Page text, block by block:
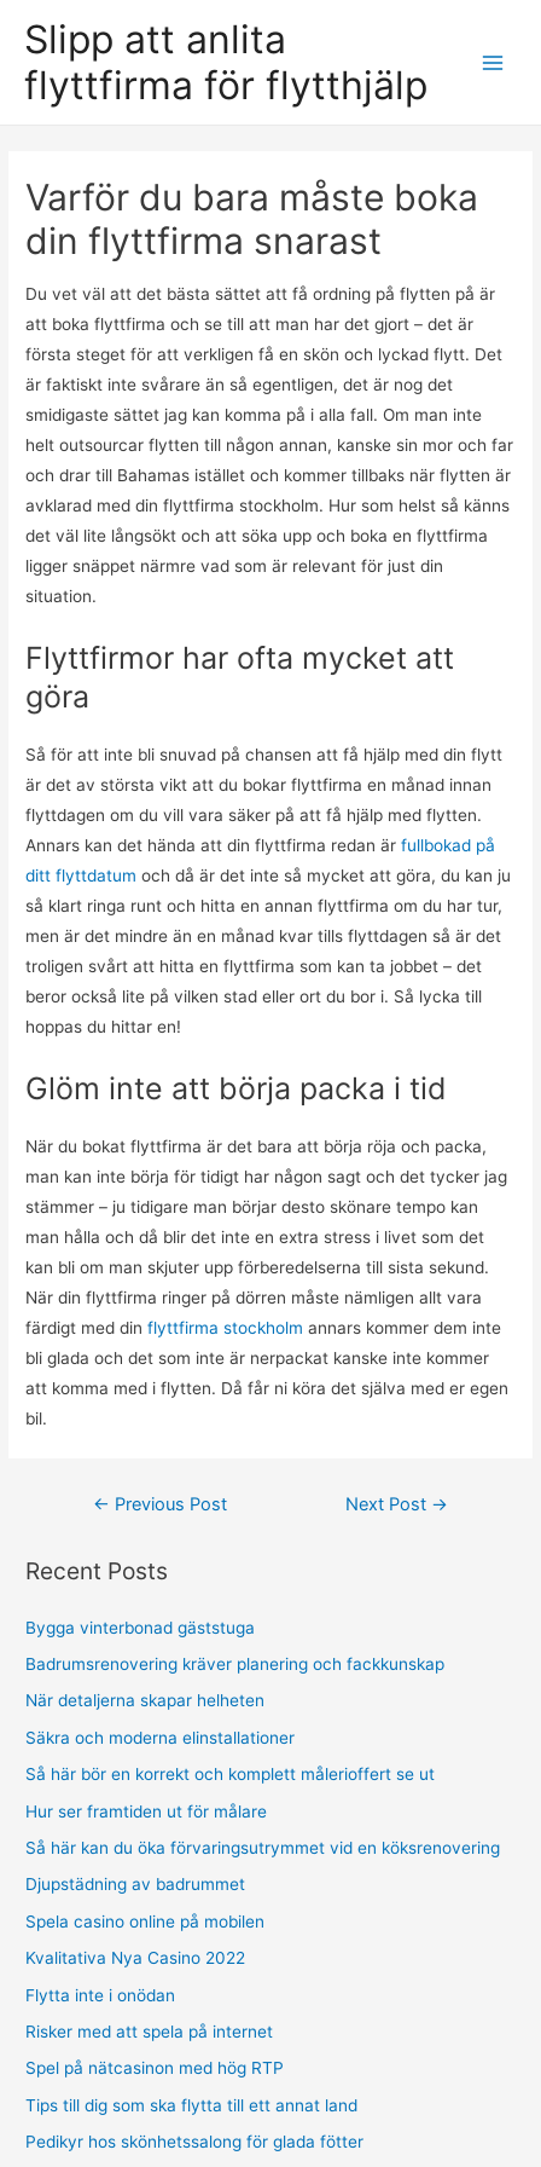
Slipp att anlita
flyttfirma för flytthjälp
Varför du bara måste boka
din flyttfirma snarast
Du vet väl att det bästa sättet att få ordning på flytten på är
att boka flyttfirma och se till att man har det gjort – det är
första steget för att verkligen få en skön och lyckad flytt. Det
är faktiskt inte svårare än så egentligen, det är nog det
smidigaste sättet jag kan komma på i alla fall. Om man inte
helt outsourcar flytten till någon annan, kanske sin mor och far
och drar till Bahamas istället och kommer tillbaks när flytten är
avklarad med din flyttfirma stockholm. Hur som helst så känns
det väl lite långsökt och att söka upp och boka en flyttfirma
ligger snäppet närmre vad som är relevant för just din
situation.
Flyttfirmor har ofta mycket att
göra
Så för att inte bli snuvad på chansen att få hjälp med din flytt
är det av största vikt att du bokar flyttfirma en månad innan
flyttdagen om du vill vara säker på att få hjälp med flytten.
Annars kan det hända att din flyttfirma redan ärfullbokad på
ditt flyttdatum och då är det inte så mycket att göra, du kan ju
så klart ringa runt och hitta en annan flyttfirma om du har tur,
men är det mindre än en månad kvar tills flyttdagen så är det
troligen svårt att hitta en flyttfirma som kan ta jobbet – det
beror också lite på vilken stad eller ort du bor i. Så lycka till
hoppas du hittar en!
Glöm inte att börja packa i tid
När du bokat flyttfirma är det bara att börja röja och packa,
man kan inte börja för tidigt har någon sagt och det tycker jag
stämmer – ju tidigare man börjar desto skönare tempo kan
man hålla och då blir det inte en extra stress i livet som det
kan bli om man skjuter upp förberedelserna till sista sekund.
När din flyttfirma ringer på dörren måste nämligen allt vara
färdigt med dinflyttfirma stockholm annars kommer dem inte
bli glada och det som inte är nerpackat kanske inte kommer
att komma med i flytten. Då får ni köra det själva med er egen
bil.
Post
← Previous Post Next Post →
Recent Posts
Bygga vinterbonad gäststuga
Badrumsrenovering kräver planering och fackkunskap
När detaljerna skapar helheten
Säkra och moderna elinstallationer
Så här bör en korrekt och komplett målerioffert se ut
Hur ser framtiden ut för målare
Så här kan du öka förvaringsutrymmet vid en köksrenovering
Djupstädning av badrummet
Spela casino online på mobilen
Kvalitativa Nya Casino 2022
Flytta inte i onödan
Risker med att spela på internet
Spel på nätcasinon med hög RTP
Tips till dig som ska flytta till ett annat land
Pedikyr hos skönhetssalong för glada fötter